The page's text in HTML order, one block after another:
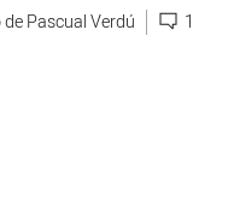
Pascual Verdú 1